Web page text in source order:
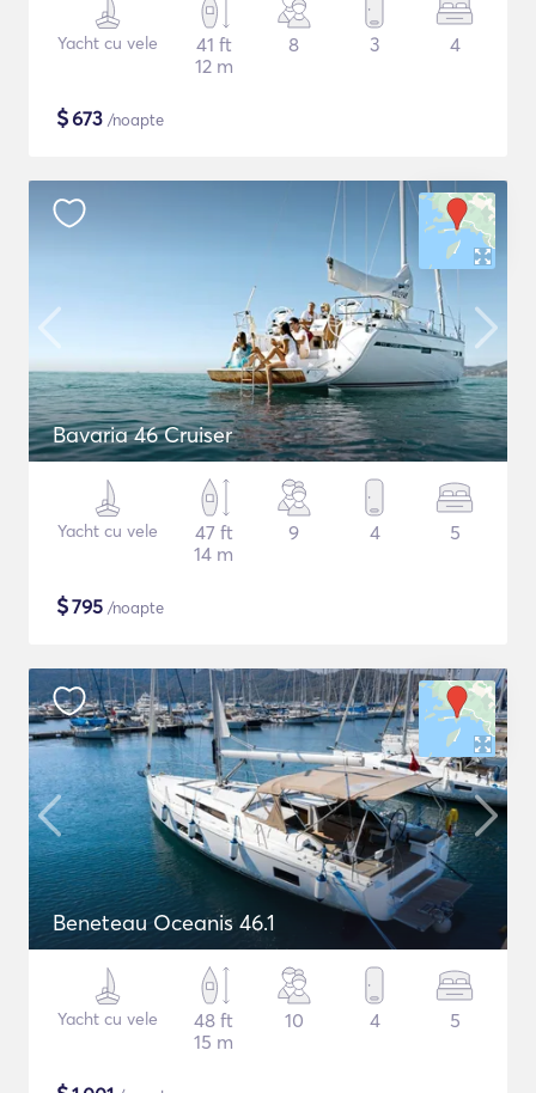
Yacht cu vele
41 ft
12 m
8 3 4
$673 /noapte
Bavaria 46 Cruiser
Yacht cu vele
47 ft
14 m
9 4 5
$795 /noapte
Beneteau Oceanis 46.1
Yacht cu vele
48 ft
15 m
10 4 5